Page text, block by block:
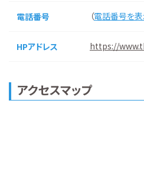
電話番号 （電話番号を
HPアドレス https://
アクセスマップ